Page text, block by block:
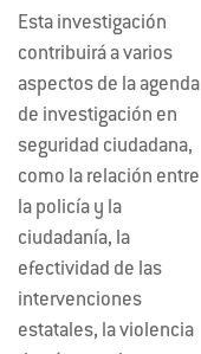
Esta investigación
contribuirá a varios
aspectos de la agenda
de investigación en
seguridad ciudadana,
como la relación entre
la policía y la
ciudadanía, la
efectividad de las
intervenciones
estatales, la violencia